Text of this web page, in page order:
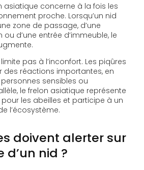
asiatique concerne à la fois les
proche. Lorsqu’un nid
zone de passage, d’une
ou d’une entrée d’immeuble, le
pas à l’inconfort. Les piqûres
des réactions importantes, en
sensibles ou
le frelon asiatique représente
les abeilles et participe à un
l’écosystème.
doivent alerter sur
d’un nid ?